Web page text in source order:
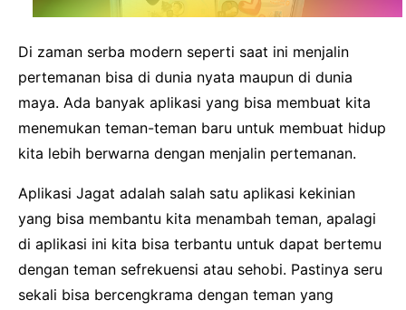
Di zaman serba modern seperti saat ini menjalin
pertemanan bisa di dunia nyata maupun di dunia
maya. Ada banyak aplikasi yang bisa membuat kita
menemukan teman-teman baru untuk membuat hidup
kita lebih berwarna dengan menjalin pertemanan.
Aplikasi Jagat adalah salah satu aplikasi kekinian
yang bisa membantu kita menambah teman, apalagi
di aplikasi ini kita bisa terbantu untuk dapat bertemu
dengan teman sefrekuensi atau sehobi. Pastinya seru
sekali bisa bercengkrama dengan teman yang